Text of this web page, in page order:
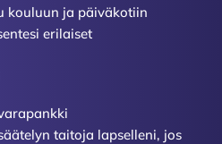
kouluun ja päiväkotiin
erilaiset
taitoja lapselleni, jos